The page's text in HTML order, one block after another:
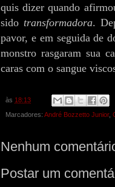
quis dizer quando
sido transformadora.
pavor, e em seguida de
monstro rasgaram sua
caras com o sangue
às 18:13
Marcadores: André Bozzetto Junior,
Nenhum
Postar um